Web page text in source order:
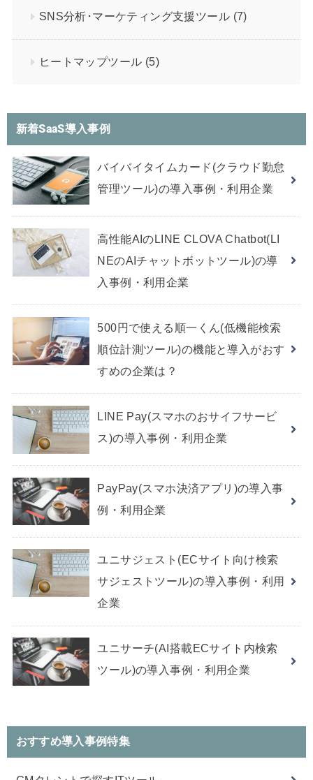
SNS分析･マーケティング支援ツール (7)
ヒートマップツール (5)
新着SaaS導入事例
バイバイタイムカード(クラウド勤怠
管理ツール)の導入事例・利用企業
高性能AIのLINE CLOVA Chatbot(LI
NEのAIチャットボットツール)の導
入事例・利用企業
500円で使える順一くん(低機能検索
順位計測ツール)の機能と導入がおす
すめの企業は？
LINE Pay(スマホのおサイフサービ
ス)の導入事例・利用企業
PayPay(スマホ決済アプリ)の導入事
例・利用企業
ユニサジェスト(ECサイト向け検索
サジェストツール)の導入事例・利用
企業
ユニサーチ(AI搭載ECサイト内検索
ツール)の導入事例・利用企業
おすすめ導入事例特集